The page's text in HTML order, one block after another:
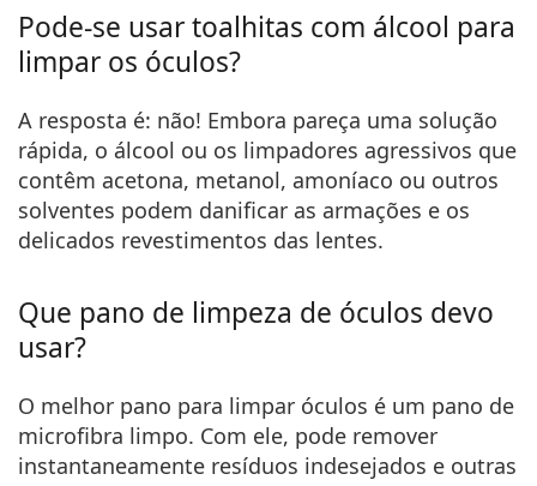
Pode-se usar toalhitas com álcool para
limpar os óculos?
A resposta é: não! Embora pareça uma solução
rápida, o álcool ou os limpadores agressivos que
contêm acetona, metanol, amoníaco ou outros
solventes podem danificar as armações e os
delicados revestimentos das lentes.
Que pano de limpeza de óculos devo
usar?
O melhor pano para limpar óculos é um pano de
microfibra limpo. Com ele, pode remover
instantaneamente resíduos indesejados e outras